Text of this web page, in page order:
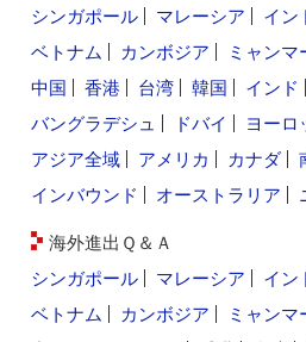
シンガポール
マレーシア イン
ベトナム
カンボジア ミャンマ
中国
香港 台湾 韓国 インド
バングラデシュ
ドバイ ヨーロ
アジア全域
アメリカ カナダ
インバウンド
オーストラリア
海外進出Ｑ＆Ａ
シンガポール
マレーシア イン
ベトナム
カンボジア ミャンマ